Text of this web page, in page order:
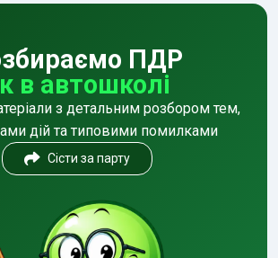
ПДР
в автошколі
з детальним розбором тем,
дій та типовими помилками
Сісти за парту